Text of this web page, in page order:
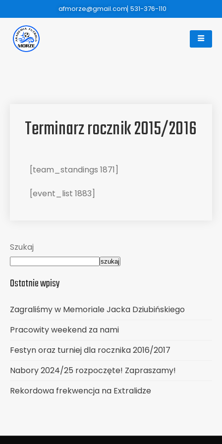
afmorze@gmail.com 531-376-110
Terminarz rocznik 2015/2016
[team_standings 1871]
[event_list 1883]
Szukaj
szukaj
Ostatnie wpisy
Zagraliśmy w Memoriale Jacka Dziubińskiego
Pracowity weekend za nami
Festyn oraz turniej dla rocznika 2016/2017
Nabory 2024/25 rozpoczęte! Zapraszamy!
Rekordowa frekwencja na Extralidze